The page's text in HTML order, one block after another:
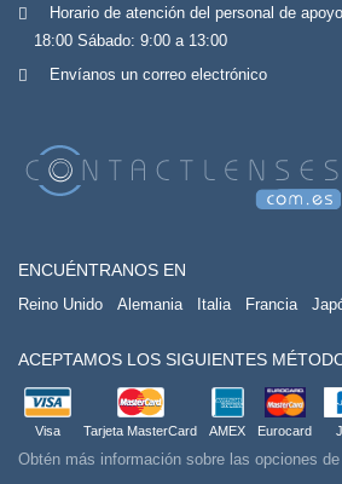
Horario de atención del personal de
18:00 Sábado: 9:00 a 13:00
Envíanos un correo electrónico
ENCUÉNTRANOS EN
Reino Unido Alemania Italia Francia
ACEPTAMOS LOS SIGUIENTES
Visa Tarjeta MasterCard AMEX Eurocard
Obtén más información sobre las opciones de